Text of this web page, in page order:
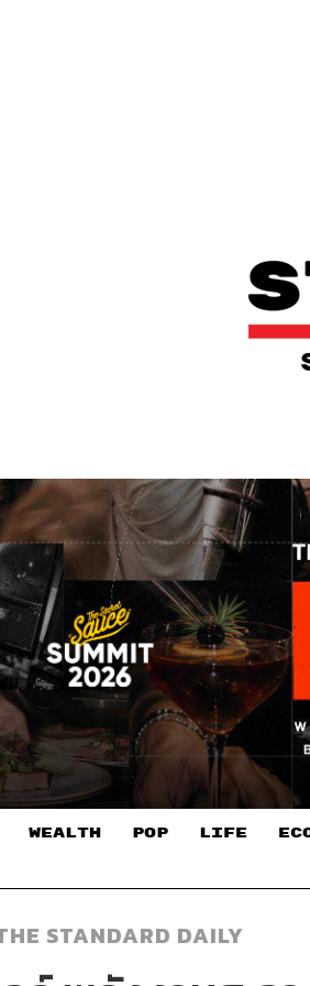
WEALTH POP LIFE
STANDARD DAILY